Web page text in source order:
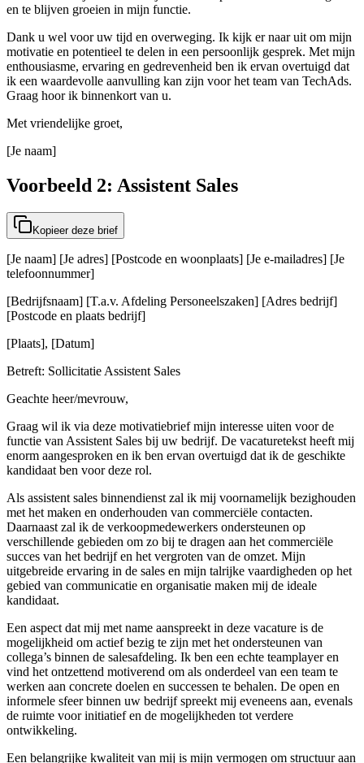
en te blijven groeien in mijn functie.
Dank u wel voor uw tijd en overweging. Ik kijk er naar uit om mijn
motivatie en potentieel te delen in een persoonlijk gesprek. Met mijn
enthousiasme, ervaring en gedrevenheid ben ik ervan overtuigd dat
ik een waardevolle aanvulling kan zijn voor het team van TechAds.
Graag hoor ik binnenkort van u.
Met vriendelijke groet,
[Je naam]
Voorbeeld 2: Assistent Sales
Kopieer deze brief
[Je naam] [Je adres] [Postcode en woonplaats] [Je e-mailadres] [Je
telefoonnummer]
[Bedrijfsnaam] [T.a.v. Afdeling Personeelszaken] [Adres bedrijf]
[Postcode en plaats bedrijf]
[Plaats], [Datum]
Betreft: Sollicitatie Assistent Sales
Geachte heer/mevrouw,
Graag wil ik via deze motivatiebrief mijn interesse uiten voor de
functie van Assistent Sales bij uw bedrijf. De vacaturetekst heeft mij
enorm aangesproken en ik ben ervan overtuigd dat ik de geschikte
kandidaat ben voor deze rol.
Als assistent sales binnendienst zal ik mij voornamelijk bezighouden
met het maken en onderhouden van commerciële contacten.
Daarnaast zal ik de verkoopmedewerkers ondersteunen op
verschillende gebieden om zo bij te dragen aan het commerciële
succes van het bedrijf en het vergroten van de omzet. Mijn
uitgebreide ervaring in de sales en mijn talrijke vaardigheden op het
gebied van communicatie en organisatie maken mij de ideale
kandidaat.
Een aspect dat mij met name aanspreekt in deze vacature is de
mogelijkheid om actief bezig te zijn met het ondersteunen van
collega’s binnen de salesafdeling. Ik ben een echte teamplayer en
vind het ontzettend motiverend om als onderdeel van een team te
werken aan concrete doelen en successen te behalen. De open en
informele sfeer binnen uw bedrijf spreekt mij eveneens aan, evenals
de ruimte voor initiatief en de mogelijkheden tot verdere
ontwikkeling.
Een belangrijke kwaliteit van mij is mijn vermogen om structuur aan